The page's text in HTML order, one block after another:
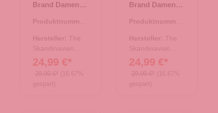
Brand Damen
Geldbörse mittel
Produktnummer:
Hersteller: The
Skandinavian
Brand
24,99 €*
29,99 €* (16.67%
gespart)
Brand Damen
Geldbörse -
Produktnummer:
Hersteller: The
Skandinavian
Brand
24,99 €*
29,99 €* (16.67%
gespart)